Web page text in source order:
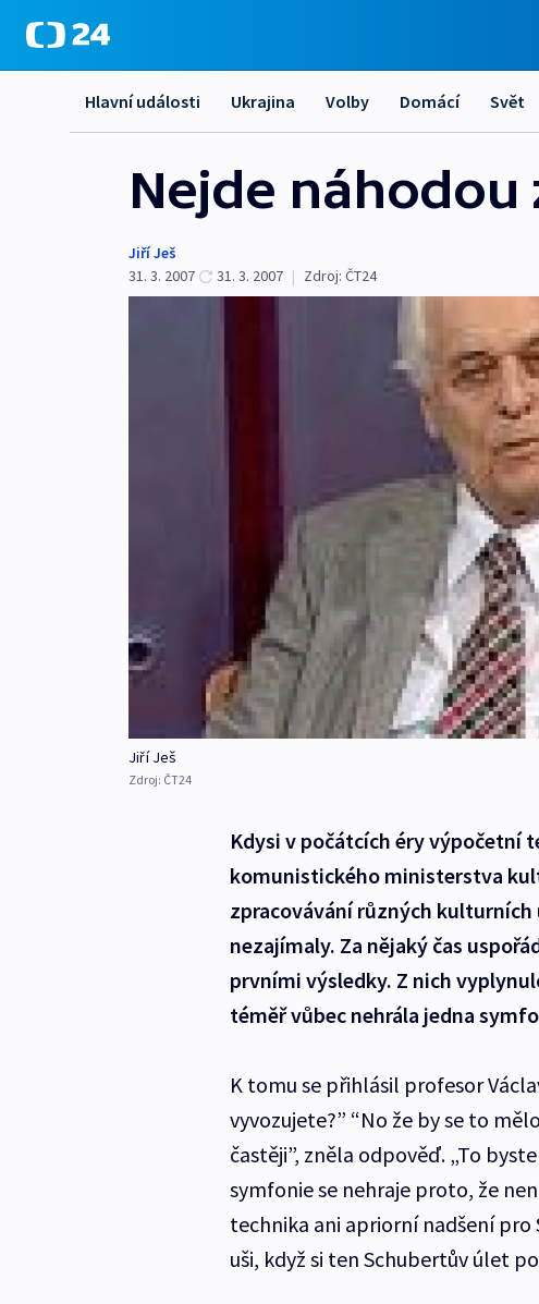
Hlavní události Ukrajina Volby Domácí Svět
Nejde náhodou
Jiří Ješ
31. 3. 2007
31. 3. 2007 | Zdroj: ČT24
Jiří Ješ
Zdroj: ČT24
Kdysi v počátcích éry výpočetní
komunistického ministerstva
zpracovávání různých
nezajímaly. Za nějaký čas
prvními výsledky. Z nich
téměř vůbec nehrála jedna
K tomu se přihlásil profesor
vyvozujete?” “No že by se to
častěji”, zněla odpověď. „To
symfonie se nehraje proto, že
technika ani apriorní nadšení
uši, když si ten Schubertův úlet